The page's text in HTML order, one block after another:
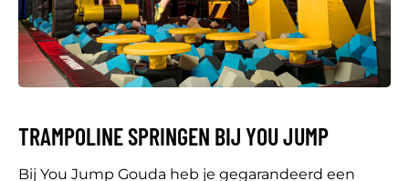
TRAMPOLINE SPRINGEN BIJ YOU JUMP
Bij You Jump Gouda heb je gegarandeerd een